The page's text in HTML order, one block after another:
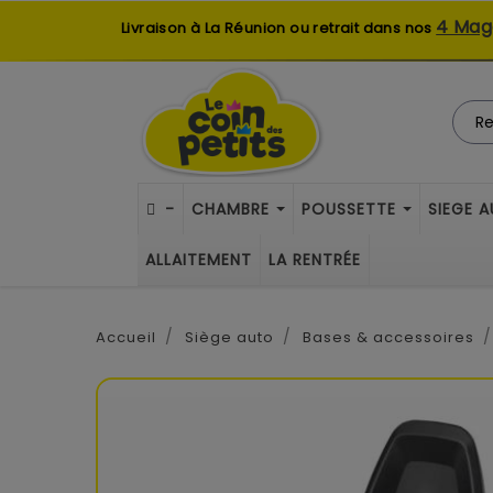
Livraison à La Réunion ou retrait dans nos 4
- CHAMBRE POUSSETTE SIEGE
ALLAITEMENT LA RENTRÉE
Accueil Siège auto Bases & accessoires